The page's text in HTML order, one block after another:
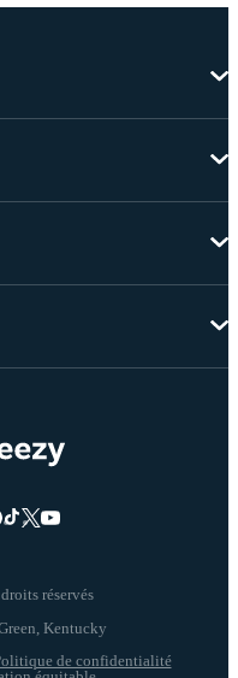
réservés
de confidentialité